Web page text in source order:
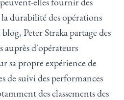
durabilité des opérations
Peter Straka partage des
d'opérateurs
sa propre expérience de
de suivi des performances
des classements des